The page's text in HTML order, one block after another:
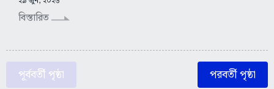
বিস্তারিত
পূর্ববর্তী পৃষ্ঠা পরবর্তী পৃষ্ঠা